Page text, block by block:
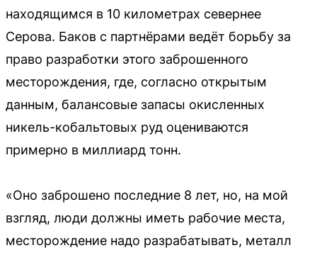
находящимся в 10 километрах севернее
Серова. Баков с партнёрами ведёт борьбу за
право разработки этого заброшенного
месторождения, где, согласно открытым
данным, балансовые запасы окисленных
никель-кобальтовых руд оцениваются
примерно в миллиард тонн.
«Оно заброшено последние 8 лет, но, на мой
взгляд, люди должны иметь рабочие места,
месторождение надо разрабатывать, металл